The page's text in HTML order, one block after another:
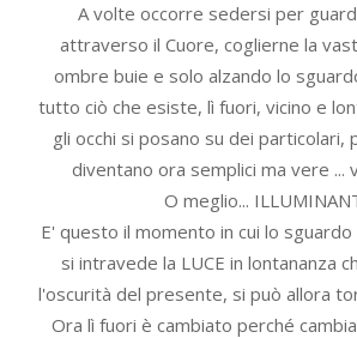
A volte occorre sedersi per
attraverso il Cuore, coglierne la
ombre buie e solo alzando lo
tutto ciò che esiste, lì fuori, vicino e
gli occhi si posano su dei particolari,
diventano ora semplici ma vere ...
O meglio...
E' questo il momento in cui lo sguardo
si intravede la LUCE in lontananza
l'oscurità del presente, si può allora
Ora lì fuori è cambiato perché